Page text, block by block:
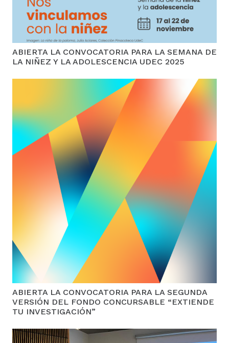
ABIERTA LA CONVOCATORIA PARA LA SEMANA DE
LA NIÑEZ Y LA ADOLESCENCIA UDEC 2025
ABIERTA LA CONVOCATORIA PARA LA SEGUNDA
VERSIÓN DEL FONDO CONCURSABLE “EXTIENDE
TU INVESTIGACIÓN”